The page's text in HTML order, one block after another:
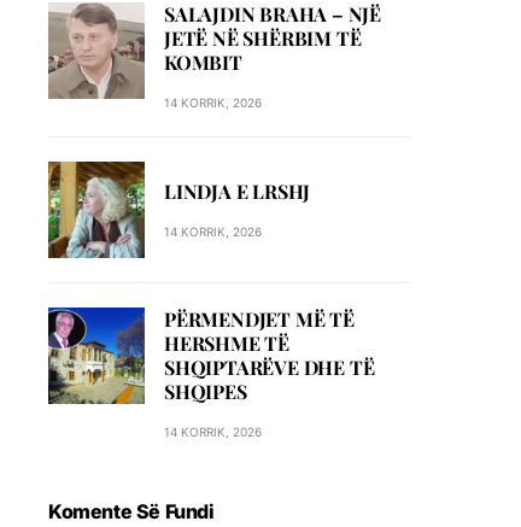
SALAJDIN BRAHA – NJЁ
JETЁ NЁ SHЁRBIM TЁ
KOMBIT
14 KORRIK, 2026
LINDJA E LRSHJ
14 KORRIK, 2026
PËRMENDJET MË TË
HERSHME TË
SHQIPTARËVE DHE TË
SHQIPES
14 KORRIK, 2026
Komente Së Fundi